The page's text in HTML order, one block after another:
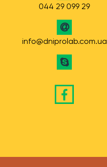
044 29 099 29
info@dniprolab.com.ua